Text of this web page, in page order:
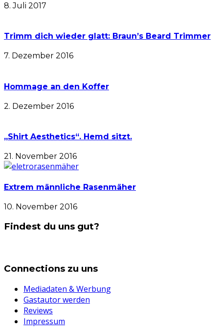
8. Juli 2017
Trimm dich wieder glatt: Braun’s Beard Trimmer
7. Dezember 2016
Hommage an den Koffer
2. Dezember 2016
„Shirt Aesthetics“. Hemd sitzt.
21. November 2016
Extrem männliche Rasenmäher
10. November 2016
Findest du uns gut?
Connections zu uns
Mediadaten & Werbung
Gastautor werden
Reviews
Impressum